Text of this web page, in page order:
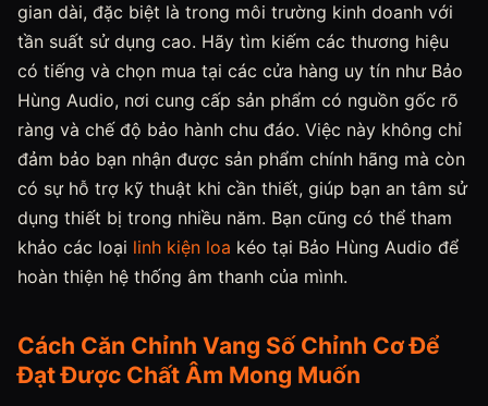
gian dài, đặc biệt là trong môi trường kinh doanh với
tần suất sử dụng cao. Hãy tìm kiếm các thương hiệu
có tiếng và chọn mua tại các cửa hàng uy tín như Bảo
Hùng Audio, nơi cung cấp sản phẩm có nguồn gốc rõ
ràng và chế độ bảo hành chu đáo. Việc này không chỉ
đảm bảo bạn nhận được sản phẩm chính hãng mà còn
có sự hỗ trợ kỹ thuật khi cần thiết, giúp bạn an tâm sử
dụng thiết bị trong nhiều năm. Bạn cũng có thể tham
khảo các loại linh kiện loa kéo tại Bảo Hùng Audio để
hoàn thiện hệ thống âm thanh của mình.
Cách Căn Chỉnh Vang Số Chỉnh Cơ Để
Đạt Được Chất Âm Mong Muốn